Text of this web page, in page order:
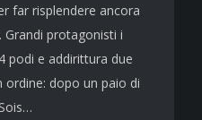
far risplendere ancora
Grandi protagonisti i
podi e addirittura due
ordine: dopo un paio di